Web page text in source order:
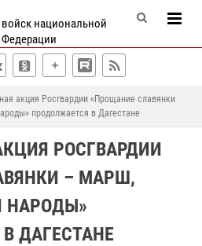
национальной
акция Росгвардии «Прощание славянки
продолжается в Дагестане
РОСГВАРДИИ
– МАРШ,
НАРОДЫ»
ДАГЕСТАНЕ